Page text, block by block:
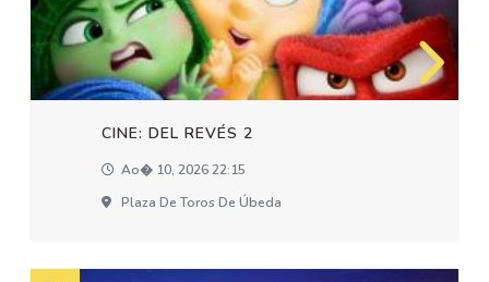
CINE: DEL REVÉS 2
Ao� 10, 2026 22:15
Plaza De Toros De Úbeda